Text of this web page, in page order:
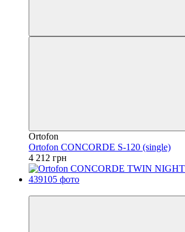
Ortofon
Ortofon CONCORDE S-120 (single)
4 212 грн